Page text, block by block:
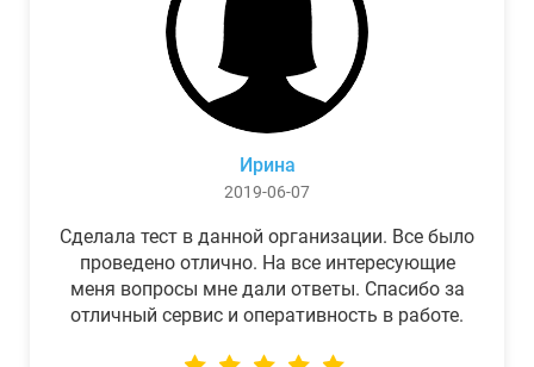
Ирина
2019-06-07
Сделала тест в данной организации. Все было
проведено отлично. На все интересующие
меня вопросы мне дали ответы. Спасибо за
отличный сервис и оперативность в работе.